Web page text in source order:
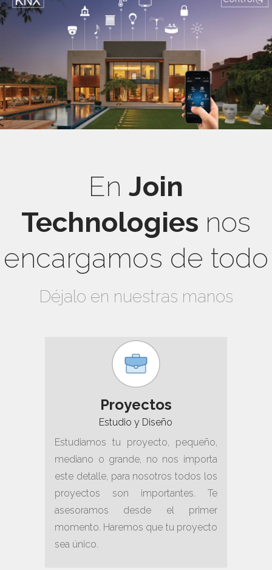
EnJoin
Technologies nos
encargamos de todo
Déjalo en nuestras manos
Proyectos
Estudio y Diseño
Estudiamos tu proyecto, pequeño,
mediano o grande, no nos importa
este detalle, para nosotros todos los
proyectos son importantes. Te
asesoramos desde el primer
momento. Haremos que tu proyecto
sea único.